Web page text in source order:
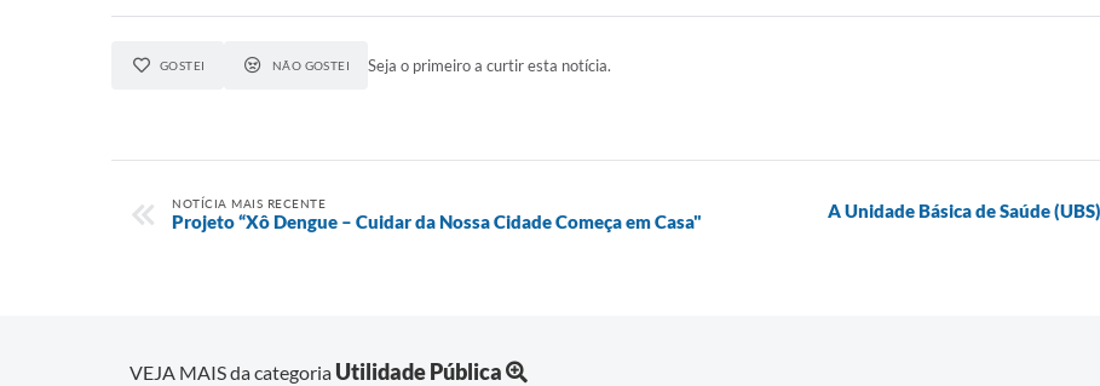
GOSTEI NÃO GOSTEI Seja o primeiro a curtir esta notícia.
NOTÍCIA MAIS RECENTE
Projeto “Xô Dengue – Cuidar da Nossa Cidade Começa em Casa"
A Unidade Básica de Saúde
VEJA MAIS da categoria Utilidade Pública